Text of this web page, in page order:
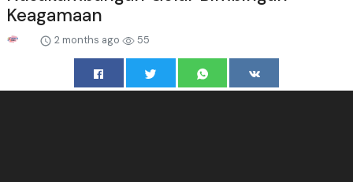
Keagamaan
2 months ago 55